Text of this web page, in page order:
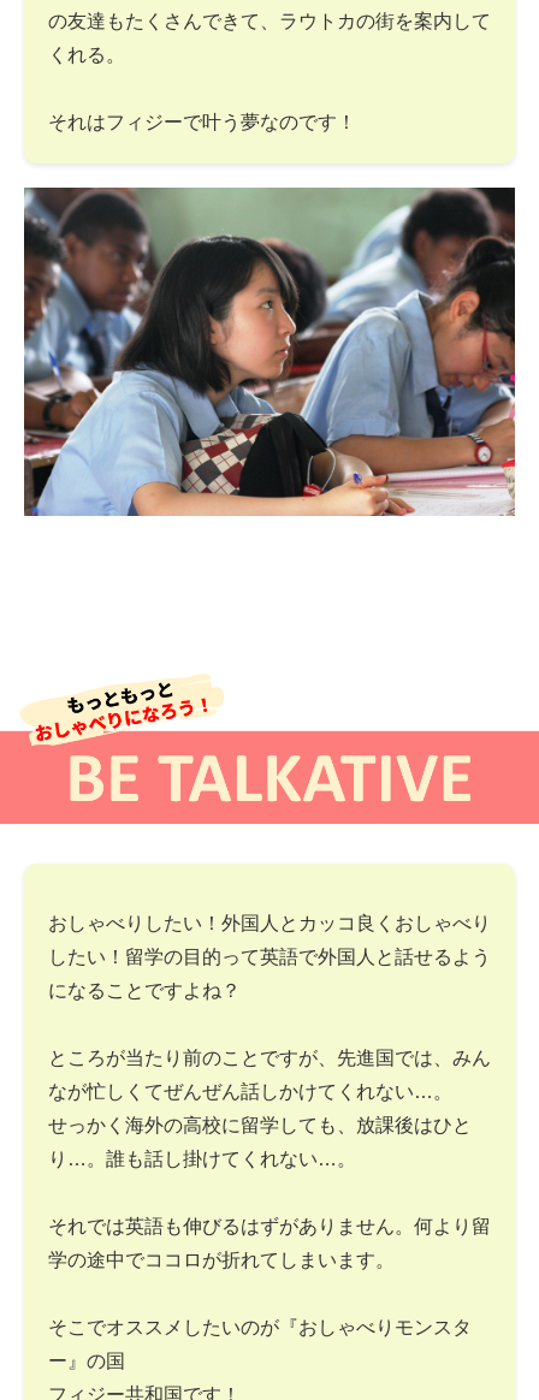
の友達もたくさんできて、ラウトカの街を案内して
くれる。
それはフィジーで叶う夢なのです！
おしゃべりしたい！外国人とカッコ良くおしゃべり
したい！留学の目的って英語で外国人と話せるよう
になることですよね？
ところが当たり前のことですが、先進国では、みん
なが忙しくてぜんぜん話しかけてくれない…。
せっかく海外の高校に留学しても、放課後はひと
り…。誰も話し掛けてくれない…。
それでは英語も伸びるはずがありません。何より留
学の途中でココロが折れてしまいます。
そこでオススメしたいのが『おしゃべりモンスタ
ー』の国
フィジー共和国です！